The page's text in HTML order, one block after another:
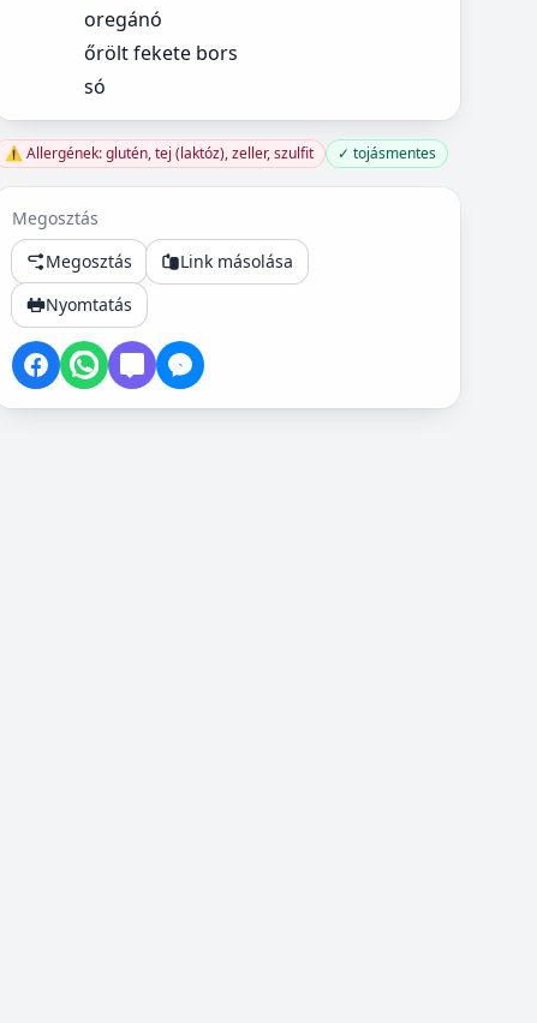
oregánó
őrölt fekete bors
só
⚠️ Allergének: glutén, tej (laktóz), zeller, szulfit ✓ tojásmentes
Megosztás
Megosztás
Link másolása
Nyomtatás